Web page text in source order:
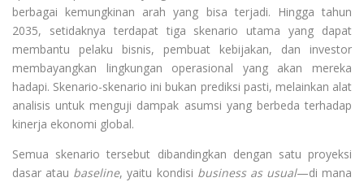
berbagai kemungkinan arah yang bisa terjadi. Hingga tahun
2035, setidaknya terdapat tiga skenario utama yang dapat
membantu pelaku bisnis, pembuat kebijakan, dan investor
membayangkan lingkungan operasional yang akan mereka
hadapi. Skenario-skenario ini bukan prediksi pasti, melainkan alat
analisis untuk menguji dampak asumsi yang berbeda terhadap
kinerja ekonomi global.
Semua skenario tersebut dibandingkan dengan satu proyeksi
dasar atau baseline, yaitu kondisi business as usual—di mana